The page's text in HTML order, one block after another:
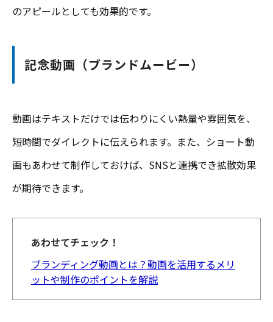
のアピールとしても効果的です。
記念動画（ブランドムービー）
動画はテキストだけでは伝わりにくい熱量や雰囲気を、
短時間でダイレクトに伝えられます。また、ショート動
画もあわせて制作しておけば、SNSと連携でき拡散効果
が期待できます。
あわせてチェック！
ブランディング動画とは？動画を活用するメリ
ットや制作のポイントを解説